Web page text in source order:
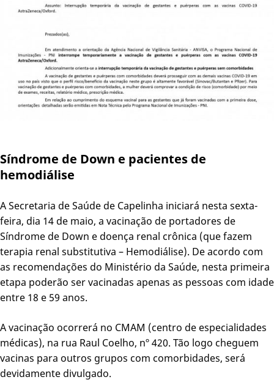
Síndrome de Down e pacientes de
hemodiálise
A Secretaria de Saúde de Capelinha iniciará nesta sexta-
feira, dia 14 de maio, a vacinação de portadores de
Síndrome de Down e doença renal crônica (que fazem
terapia renal substitutiva – Hemodiálise). De acordo com
as recomendações do Ministério da Saúde, nesta primeira
etapa poderão ser vacinadas apenas as pessoas com idade
entre 18 e 59 anos.
A vacinação ocorrerá no CMAM (centro de especialidades
médicas), na rua Raul Coelho, nº 420. Tão logo cheguem
vacinas para outros grupos com comorbidades, será
devidamente divulgado.